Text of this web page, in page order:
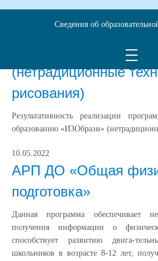
Результативность
программы по
образованию
(нетрадиционные
рисования)
Результативность реализации
образованию «ИЗОбрази»
10.05.2022
АРП ДО «Общая
подготовка»
Данная программа обеспечивает
получения информации о
способствует развитию двига-
школьников в возрасте 8-12 лет,
Сведения об